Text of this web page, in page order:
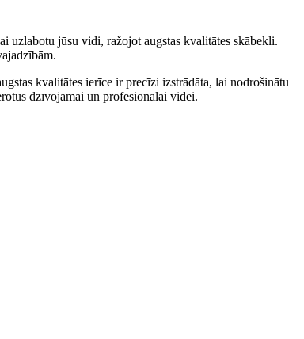
uzlabotu jūsu vidi, ražojot augstas kvalitātes skābekli.
kvalitātes ierīce ir precīzi izstrādāta, lai nodrošinātu
dzīvojamai un profesionālai videi.